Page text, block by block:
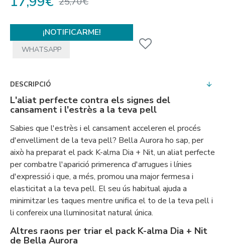
¡NOTIFICARME!
WHATSAPP
DESCRIPCIÓ
L'aliat perfecte contra els signes del
cansament i l'estrès a la teva pell
Sabies que l'estrès i el cansament acceleren el procés
d'envelliment de la teva pell? Bella Aurora ho sap, per
això ha preparat el pack K-alma Dia + Nit, un aliat perfecte
per combatre l'aparició primerenca d'arrugues i línies
d'expressió i que, a més, promou una major fermesa i
elasticitat a la teva pell. El seu ús habitual ajuda a
minimitzar les taques mentre unifica el to de la teva pell i
li confereix una lluminositat natural única.
Altres raons per triar el pack K-alma Dia + Nit
de Bella Aurora